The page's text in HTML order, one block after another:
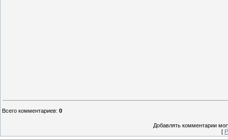
Всего комментариев: 0
Добавлять комментарии
[